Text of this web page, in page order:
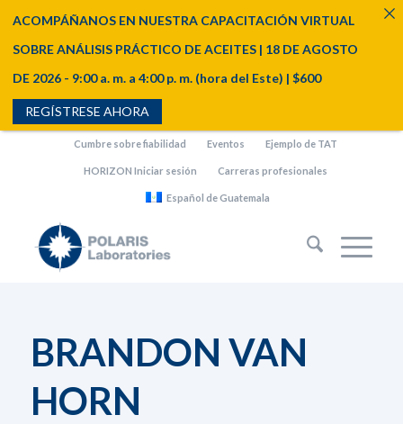
Cumbre sobre fiabilidad Eventos Ejemplo de TAT
HORIZON Iniciar sesión Carreras profesionales
Español de Guatemala
BRANDON VAN
HORN
ACOMPÁÑANOS EN NUESTRA CAPACITACIÓN VIRTUAL
SOBRE ANÁLISIS PRÁCTICO DE ACEITES | 18 DE AGOSTO
DE 2026 - 9:00 a. m. a 4:00 p. m. (hora del Este) | $600
REGÍSTRESE AHORA